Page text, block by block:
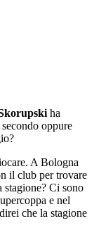
ha
oppure
A Bologna
il club per trovare
stagione? Ci sono
e nel
che la stagione